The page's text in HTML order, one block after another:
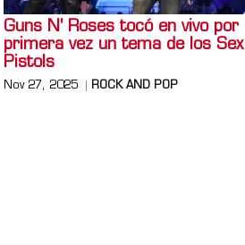
Guns N' Roses tocó en vivo por
primera vez un tema de los Sex
Pistols
Nov 27, 2025 ROCK AND POP